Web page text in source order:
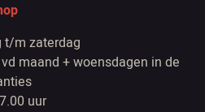
t/m zaterdag
maand + woensdagen in de
uur